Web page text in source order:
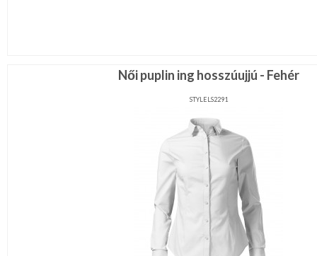
Női puplin ing hosszúujjú - Fehér
STYLELS2291